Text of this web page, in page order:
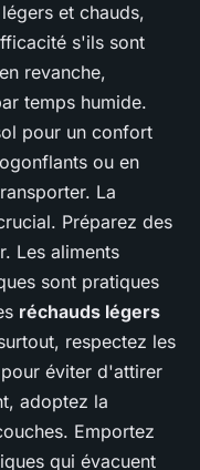
et chauds,
s'ils sont
revanche,
temps humide.
pour un confort
ou en
La
Préparez des
Les aliments
sont pratiques
réchauds légers
respectez les
éviter d'attirer
adoptez la
Emportez
qui évacuent